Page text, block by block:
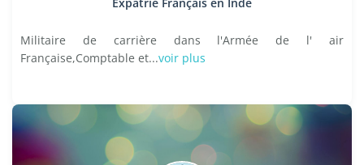
Militaire de carrière dans l'Armée de l' air
Française,Comptable et...voir plus